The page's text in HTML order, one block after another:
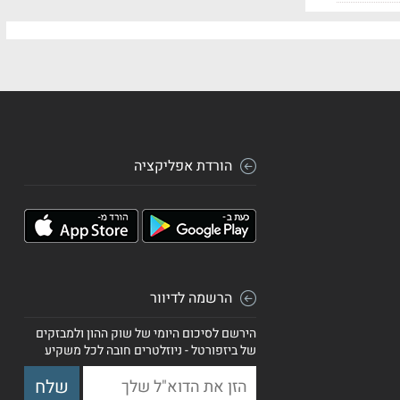
הורדת אפליקציה
הרשמה לדיוור
הירשם לסיכום היומי של שוק ההון ולמבזקים
של ביזפורטל - ניוזלטרים חובה לכל משקיע